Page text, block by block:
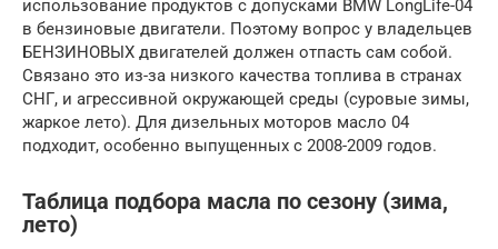
использование продуктов с допусками BMW LongLife-04
в бензиновые двигатели. Поэтому вопрос у владельцев
БЕНЗИНОВЫХ двигателей должен отпасть сам собой.
Связано это из-за низкого качества топлива в странах
СНГ, и агрессивной окружающей среды (суровые зимы,
жаркое лето). Для дизельных моторов масло 04
подходит, особенно выпущенных с 2008-2009 годов.
Таблица подбора масла по сезону (зима,
лето)